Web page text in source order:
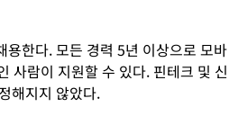
한다. 모든 경력 5년 이상으로 모바
사람이 지원할 수 있다. 핀테크 및 신
해지지 않았다.